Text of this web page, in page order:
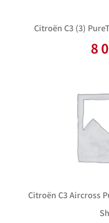
Citroën C3 (3)
8
Citroën C3 Aircross